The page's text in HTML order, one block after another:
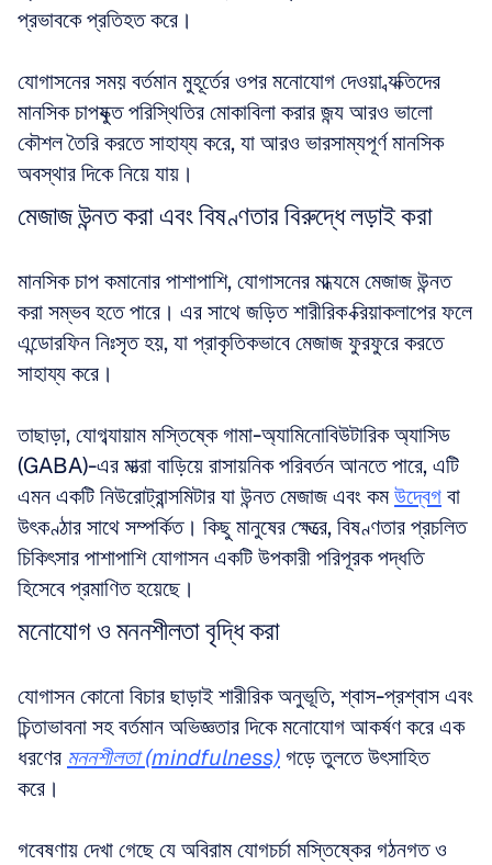
প্রভাবকে প্রতিহত করে।
যোগাসনের সময় বর্তমান মুহূর্তের ওপর মনোযোগ দেওয়া ব্যক্তিদের
মানসিক চাপযুক্ত পরিস্থিতির মোকাবিলা করার জন্য আরও ভালো
কৌশল তৈরি করতে সাহায্য করে, যা আরও ভারসাম্যপূর্ণ মানসিক
অবস্থার দিকে নিয়ে যায়।
মেজাজ উন্নত করা এবং বিষণ্ণতার বিরুদ্ধে লড়াই করা
মানসিক চাপ কমানোর পাশাপাশি, যোগাসনের মাধ্যমে মেজাজ উন্নত
করা সম্ভব হতে পারে। এর সাথে জড়িত শারীরিক ক্রিয়াকলাপের ফলে
এন্ডোরফিন নিঃসৃত হয়, যা প্রাকৃতিকভাবে মেজাজ ফুরফুরে করতে
সাহায্য করে।
তাছাড়া, যোগব্যায়াম মস্তিষ্কে গামা-অ্যামিনোবিউটারিক অ্যাসিড
(GABA)-এর মাত্রা বাড়িয়ে রাসায়নিক পরিবর্তন আনতে পারে, এটি
এমন একটি নিউরোট্রান্সমিটার যা উন্নত মেজাজ এবং কম উদ্বেগ বা
উৎকণ্ঠার সাথে সম্পর্কিত। কিছু মানুষের ক্ষেত্রে, বিষণ্ণতার প্রচলিত
চিকিৎসার পাশাপাশি যোগাসন একটি উপকারী পরিপূরক পদ্ধতি
হিসেবে প্রমাণিত হয়েছে।
মনোযোগ ও মননশীলতা বৃদ্ধি করা
যোগাসন কোনো বিচার ছাড়াই শারীরিক অনুভূতি, শ্বাস-প্রশ্বাস এবং
চিন্তাভাবনা সহ বর্তমান অভিজ্ঞতার দিকে মনোযোগ আকর্ষণ করে এক
ধরণের মননশীলতা (mindfulness) গড়ে তুলতে উৎসাহিত
করে।
গবেষণায় দেখা গেছে যে অবিরাম যোগচর্চা মস্তিষ্কের গঠনগত ও